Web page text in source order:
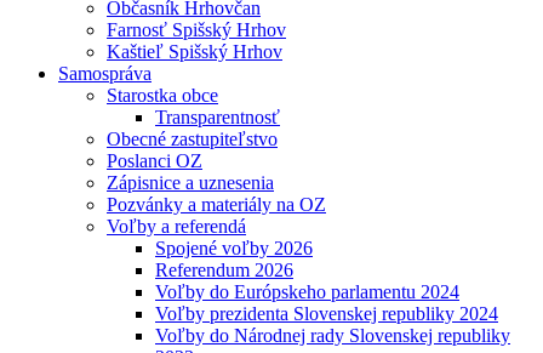
Občasník Hrhovčan
Farnosť Spišský Hrhov
Kaštieľ Spišský Hrhov
Samospráva
Starostka obce
Transparentnosť
Obecné zastupiteľstvo
Poslanci OZ
Zápisnice a uznesenia
Pozvánky a materiály na OZ
Voľby a referendá
Spojené voľby 2026
Referendum 2026
Voľby do Európskeho parlamentu 2024
Voľby prezidenta Slovenskej republiky 2024
Voľby do Národnej rady Slovenskej republiky